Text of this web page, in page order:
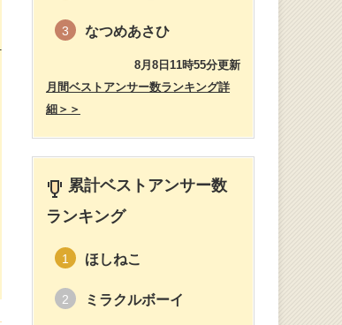
3 なつめあさひ
8月8日11時55分更新
月間ベストアンサー数ランキング詳
細＞＞
累計ベストアンサー数
ランキング
1 ほしねこ
2 ミラクルボーイ